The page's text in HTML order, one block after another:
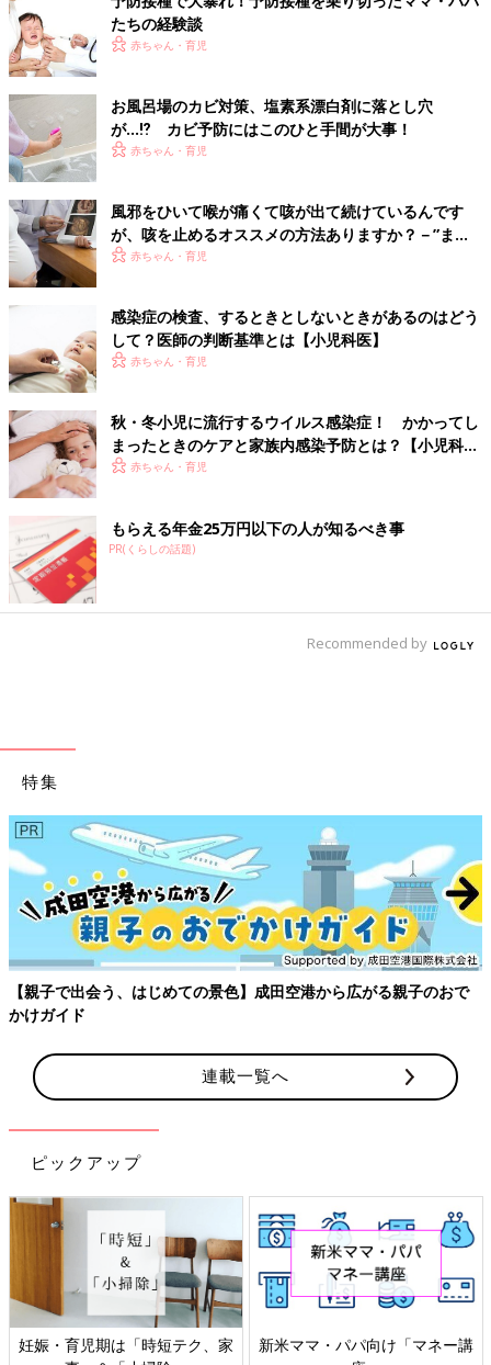
たちの経験談
赤ちゃん・育児
お風呂場のカビ対策、塩素系漂白剤に落とし穴
が…⁉ カビ予防にはこのひと手間が大事！
赤ちゃん・育児
風邪をひいて喉が痛くて咳が出て続けているんです
が、咳を止めるオススメの方法ありますか？－”まい
にちのたまひよ”に寄せられた投稿
赤ちゃん・育児
感染症の検査、するときとしないときがあるのはどう
して？医師の判断基準とは【小児科医】
赤ちゃん・育児
秋・冬小児に流行するウイルス感染症！ かかってし
まったときのケアと家族内感染予防とは？【小児科医
監修】
赤ちゃん・育児
もらえる年金25万円以下の人が知るべき事
PR(くらしの話題)
Recommended by
特集
【親子で出会う、はじめての景色】成田空港から広がる親子のおで
かけガイド
連載一覧へ
ピックアップ
妊娠・育児期は「時短テク、家
新米ママ・パパ向け「マネー講